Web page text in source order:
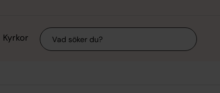
Kyrkor Sök